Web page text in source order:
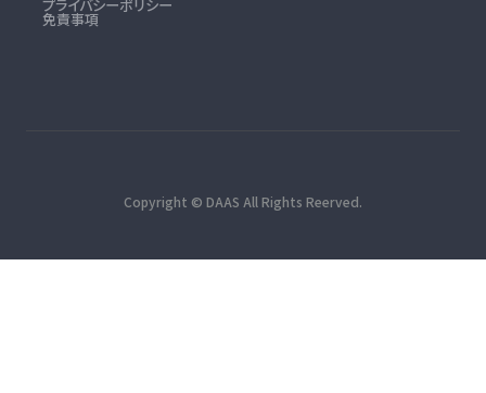
プライバシーポリシー
免責事項
Copyright © DAAS All Rights Reerved.